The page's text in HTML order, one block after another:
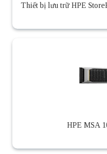
Thiết bị lưu trữ HPE
HPE MSA